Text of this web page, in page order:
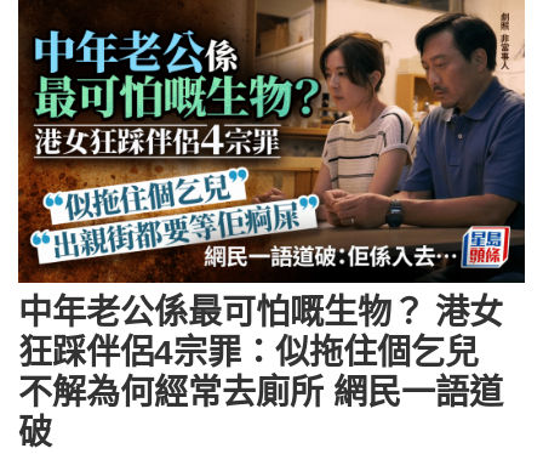
中年老公係最可怕嘅生物？ 港女
狂踩伴侶4宗罪：似拖住個乞兒
不解為何經常去廁所 網民一語道
破